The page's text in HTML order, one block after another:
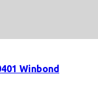
Winbond